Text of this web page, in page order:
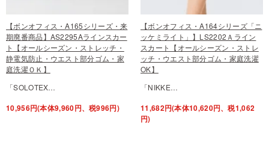
【ボンオフィス・A165シリーズ・来
期廃番商品】AS2295Aラインスカー
ト【オールシーズン・ストレッチ・
静電気防止・ウエスト部分ゴム・家
庭洗濯ＯＫ】
「SOLOTEX…
10,956円(本体9,960円、税996円)
【ボンオフィス・A164シリーズ「ニ
ッケミライト」】LS2202Ａライン
スカート【オールシーズン・ストレ
ッチ・ウエスト部分ゴム・家庭洗濯
OK】
「NIKKE…
11,682円(本体10,620円、税1,062
円)